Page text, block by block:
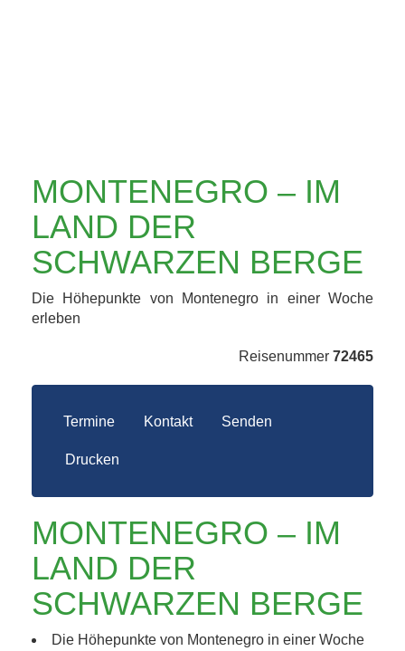
MONTENEGRO – IM
LAND DER
SCHWARZEN BERGE
Die Höhepunkte von Montenegro in einer Woche
erleben
Reisenummer 72465
Termine Kontakt Senden
Drucken
MONTENEGRO – IM
LAND DER
SCHWARZEN BERGE
Die Höhepunkte von Montenegro in einer Woche